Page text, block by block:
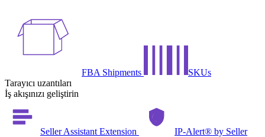
FBA Shipments
SKUs
Tarayıcı uzantıları
İş akışınızı geliştirin
Seller Assistant Extension IP-Alert® by Seller